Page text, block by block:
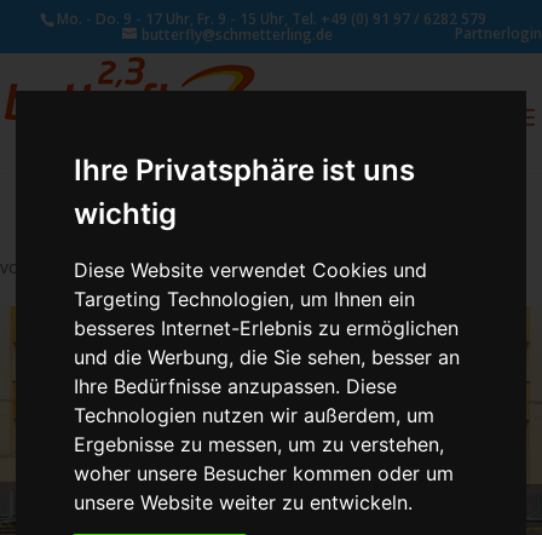
Ihre Privatsphäre ist uns
wichtig
Diese Website verwendet Cookies und
Targeting Technologien, um Ihnen ein
besseres Internet-Erlebnis zu ermöglichen
und die Werbung, die Sie sehen, besser an
Ihre Bedürfnisse anzupassen. Diese
Technologien nutzen wir außerdem, um
Ergebnisse zu messen, um zu verstehen,
woher unsere Besucher kommen oder um
unsere Website weiter zu entwickeln.
Mo. - Do. 9 - 17 Uhr, Fr. 9 - 15 Uhr, Tel. +49 (0) 91 97 / 6282 579
butterfly@schmetterling.de Partnerlogin
von Schmetterling Administrator|Aug. 3, 2017